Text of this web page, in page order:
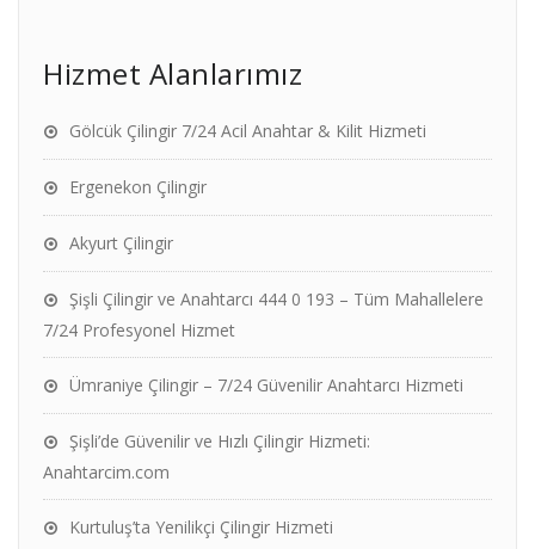
Hizmet Alanlarımız
Gölcük Çilingir 7/24 Acil Anahtar & Kilit Hizmeti
Ergenekon Çilingir
Akyurt Çilingir
Şişli Çilingir ve Anahtarcı 444 0 193 – Tüm Mahallelere
7/24 Profesyonel Hizmet
Ümraniye Çilingir – 7/24 Güvenilir Anahtarcı Hizmeti
Şişli’de Güvenilir ve Hızlı Çilingir Hizmeti:
Anahtarcim.com
Kurtuluş’ta Yenilikçi Çilingir Hizmeti